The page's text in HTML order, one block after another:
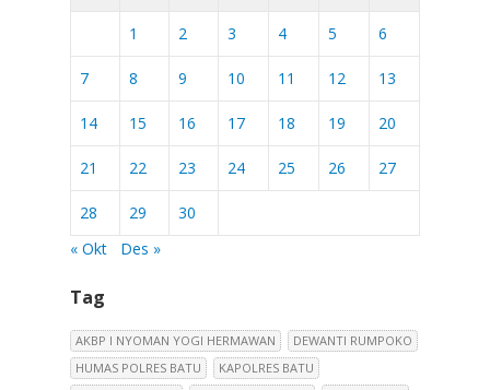
1 2 3 4 5 6
7 8 9 10 11 12 13
14 15 16 17 18 19 20
21 22 23 24 25 26 27
28 29
30
« Okt
Des »
Tag
AKBP I NYOMAN YOGI HERMAWAN
DEWANTI RUMPOKO
HUMAS POLRES BATU
KAPOLRES BATU